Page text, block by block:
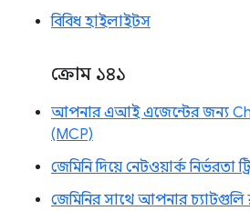
বিবিধ হাইলাইটস
ক্রোম ১৪১
আপনার এআই এজেন্টের জন্য
(MCP)
জেমিনি দিয়ে নেটওয়ার্ক নির্ভরতা
জেমিনির সাথে আপনার চ্যাটগুলি